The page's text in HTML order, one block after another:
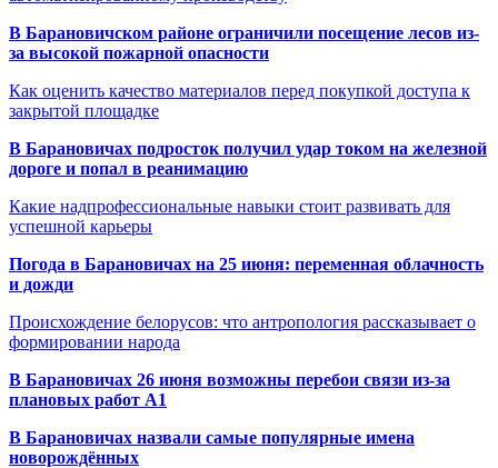
В Барановичском районе ограничили посещение лесов из-
за высокой пожарной опасности
Как оценить качество материалов перед покупкой доступа к
закрытой площадке
В Барановичах подросток получил удар током на железной
дороге и попал в реанимацию
Какие надпрофессиональные навыки стоит развивать для
успешной карьеры
Погода в Барановичах на 25 июня: переменная облачность
и дожди
Происхождение белорусов: что антропология рассказывает о
формировании народа
В Барановичах 26 июня возможны перебои связи из-за
плановых работ A1
В Барановичах назвали самые популярные имена
новорождённых